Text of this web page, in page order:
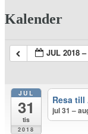
Kalender
JUL 2018
JUL
31
tis
2018
Resa
jul 31 –